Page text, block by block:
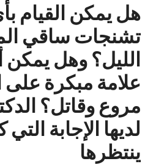
هل يمكن القيام
تشنجات ساقي
الليل؟ وهل يمكن
علامة مبكرة
مروع وقاتل؟
لديها الإجابة التي
ينتظرها